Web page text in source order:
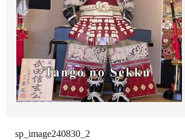
sp_image240830_2